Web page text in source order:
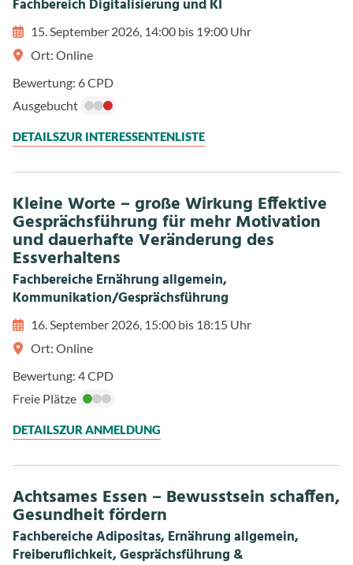
Fachbereich Digitalisierung und KI
15. September 2026, 14:00 bis 19:00 Uhr
Ort: Online
Ausgebucht
Bewertung: 6 CPD
DETAILSZUR INTERESSENTENLISTE
Kleine Worte – große Wirkung Effektive
Gesprächsführung für mehr Motivation
und dauerhafte Veränderung des
Essverhaltens
Fachbereiche Ernährung allgemein,
Kommunikation/Gesprächsführung
16. September 2026, 15:00 bis 18:15 Uhr
Ort: Online
Freie Plätze
Bewertung: 4 CPD
DETAILSZUR ANMELDUNG
Achtsames Essen – Bewusstsein schaffen,
Gesundheit fördern
Fachbereiche Adipositas, Ernährung allgemein,
Freiberuflichkeit, Gesprächsführung &